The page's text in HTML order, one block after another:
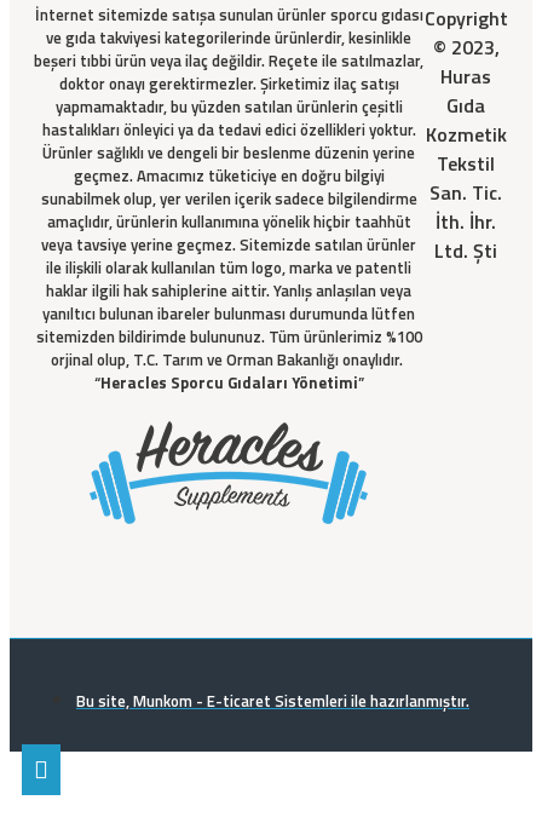
İnternet sitemizde satışa sunulan ürünler sporcu gıdası
ve gıda takviyesi kategorilerinde ürünlerdir, kesinlikle
beşeri tıbbi ürün veya ilaç değildir. Reçete ile satılmazlar,
doktor onayı gerektirmezler. Şirketimiz ilaç satışı
yapmamaktadır, bu yüzden satılan ürünlerin çeşitli
hastalıkları önleyici ya da tedavi edici özellikleri yoktur.
Ürünler sağlıklı ve dengeli bir beslenme düzenin yerine
geçmez. Amacımız tüketiciye en doğru bilgiyi
sunabilmek olup, yer verilen içerik sadece bilgilendirme
amaçlıdır, ürünlerin kullanımına yönelik hiçbir taahhüt
veya tavsiye yerine geçmez. Sitemizde satılan ürünler
ile ilişkili olarak kullanılan tüm logo, marka ve patentli
haklar ilgili hak sahiplerine aittir. Yanlış anlaşılan veya
yanıltıcı bulunan ibareler bulunması durumunda lütfen
sitemizden bildirimde bulununuz. Tüm ürünlerimiz %100
orjinal olup, T.C. Tarım ve Orman Bakanlığı onaylıdır.
“Heracles Sporcu Gıdaları Yönetimi”
Copyright
© 2023,
Huras
Gıda
Kozmetik
Tekstil
San. Tic.
İth. İhr.
Ltd. Şti
Bu site, Munkom - E-ticaret Sistemleri ile hazırlanmıştır.